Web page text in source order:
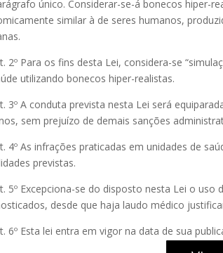
único. Considerar-se-á bonecos hiper-
similar à de seres humanos,
Para os fins desta Lei, considera-se
utilizando bonecos hiper-realistas.
A conduta prevista nesta Lei será
sem prejuízo de demais sanções
As infrações praticadas em unidades de
previstas.
Excepciona-se do disposto nesta Lei o uso
desde que haja laudo médico
Esta lei entra em vigor na data de sua